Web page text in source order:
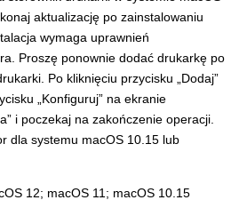
aktualizację po zainstalowaniu
wymaga uprawnień
Proszę ponownie dodać drukarkę po
Po kliknięciu przycisku „Dodaj”
„Konfiguruj” na ekranie
i poczekaj na zakończenie operacji.
dla systemu macOS 10.15 lub
12; macOS 11; macOS 10.15